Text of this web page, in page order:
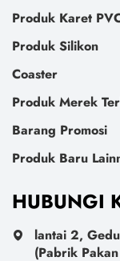
Produk Karet
Produk Silikon
Coaster
Produk Merek
Barang Promosi
Produk Baru
HUBUNGI
lantai 2,
(Pabrik